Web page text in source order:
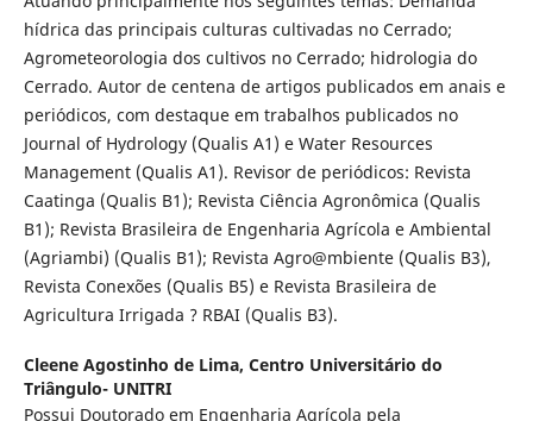
hídrica das principais culturas cultivadas no Cerrado;
Agrometeorologia dos cultivos no Cerrado; hidrologia do
Cerrado. Autor de centena de artigos publicados em anais e
periódicos, com destaque em trabalhos publicados no
Journal of Hydrology (Qualis A1) e Water Resources
Management (Qualis A1). Revisor de periódicos: Revista
Caatinga (Qualis B1); Revista Ciência Agronômica (Qualis
B1); Revista Brasileira de Engenharia Agrícola e Ambiental
(Agriambi) (Qualis B1); Revista Agro@mbiente (Qualis B3),
Revista Conexões (Qualis B5) e Revista Brasileira de
Agricultura Irrigada ? RBAI (Qualis B3).
Cleene Agostinho de Lima, Centro Universitário do
Triângulo- UNITRI
Possui Doutorado em Engenharia Agrícola pela